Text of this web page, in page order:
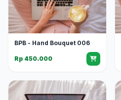
BPB - Hand Bouquet 006
Rp 450.000